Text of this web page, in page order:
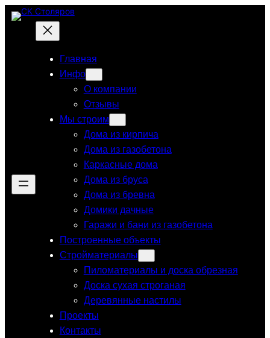
Перейти
содержимому
Главная
Инфо
О компании
Отзывы
Мы строим
Дома из кирпича
Дома из газобетона
Каркасные дома
Дома из бруса
Дома из бревна
Домики дачные
Гаражи и бани из газобетона
Построенные объекты
Стройматериалы
Пиломатериалы и доска обрезная
Доска сухая строганая
Деревянные настилы
Проекты
Контакты